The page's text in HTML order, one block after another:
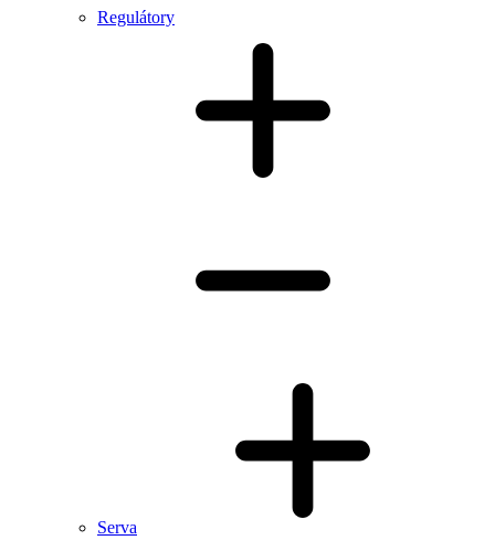
Regulátory
Serva